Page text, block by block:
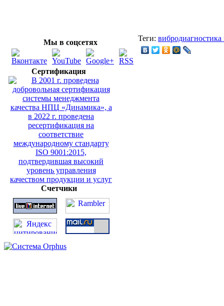
Мы в соцсетях
Сертификация
Счетчики
Теги: